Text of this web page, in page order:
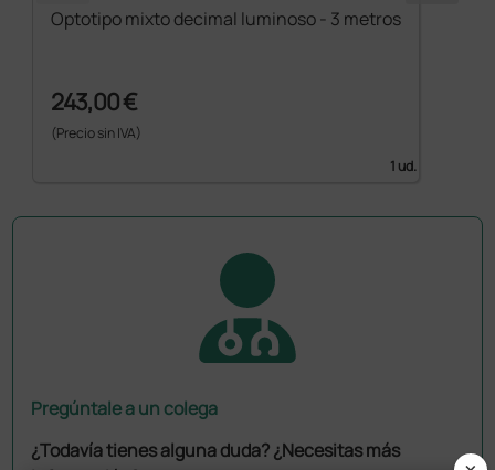
Optotipo mixto decimal luminoso - 3 metros
243,00 €
(Precio sin IVA)
1 ud.
Pregúntale a un colega
¿Todavía tienes alguna duda? ¿Necesitas más